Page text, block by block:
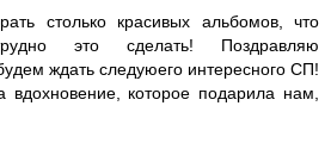
столько красивых альбомов, что
это сделать! Поздравляю
ждать следуюего интересного СП!
вдохновение, которое подарила нам,